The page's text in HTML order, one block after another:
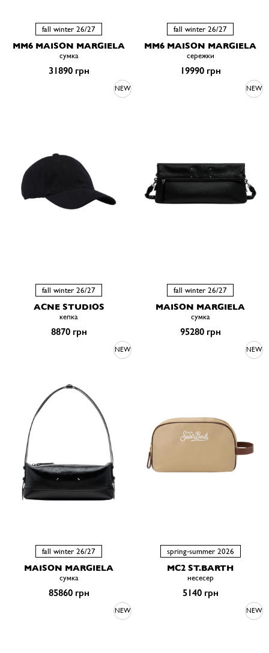
fall winter 26/27
MM6 MAISON MARGIELA
сумка
31890 грн
fall winter 26/27
MM6 MAISON MARGIELA
сережки
19990 грн
NEW
fall winter 26/27
ACNE STUDIOS
кепка
8870 грн
NEW
fall winter 26/27
MAISON MARGIELA
сумка
95280 грн
NEW
fall winter 26/27
MAISON MARGIELA
сумка
85860 грн
NEW
spring-summer 2026
MC2 ST.BARTH
несесер
5140 грн
NEW NEW